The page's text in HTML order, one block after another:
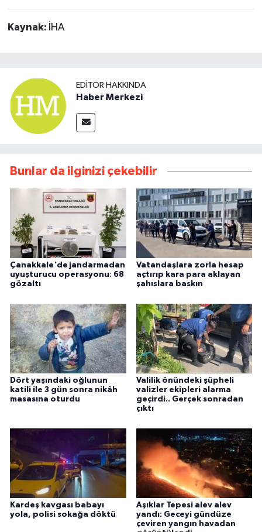
Kaynak: İHA
EDITÖR HAKKINDA
Haber Merkezi
Bunlar da ilginizi çekebilir
Çanakkale'de jandarmadan
uyuşturucu operasyonu: 68
gözaltı
Vatandaşlara zorla hesap
açtırıp kara para aklayan
şahıslara baskın
Dört yaşındaki oğlunun
katili ile 3 gün sonra nikâh
masasına oturdu
Valilik önündeki şüpheli
valizler ekipleri alarma
geçirdi.. Gerçek sonradan
çıktı
Kardeş kavgası babayı
yola, polisi sokağa döktü
Aşıklar Tepesi alev alev
yandı: Geceyi gündüze
çeviren yangın havadan